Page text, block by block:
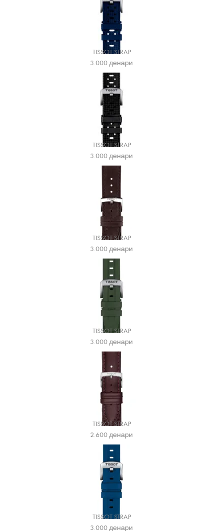
TISSOT STRAP
3.000денари
TISSOT STRAP
3.000денари
TISSOT STRAP
3.000денари
TISSOT STRAP
3.000денари
TISSOT STRAP
2.600денари
TISSOT STRAP
3.000денари